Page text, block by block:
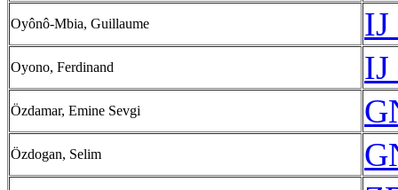
Oyônô-Mbia, Guillaume IJ
Oyono, Ferdinand IJ
Özdamar, Emine Sevgi
Özdogan, Selim